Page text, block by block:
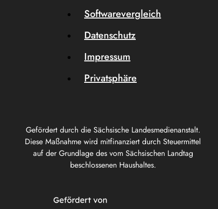
Gefördert durch die Sächsische Landesmedienanstalt.
Diese Maßnahme wird mitfinanziert durch Steuermittel
auf der Grundlage des vom Sächsischen Landtag
beschlossenen Haushaltes.
Softwarevergleich
Datenschutz
Impressum
Privatsphäre